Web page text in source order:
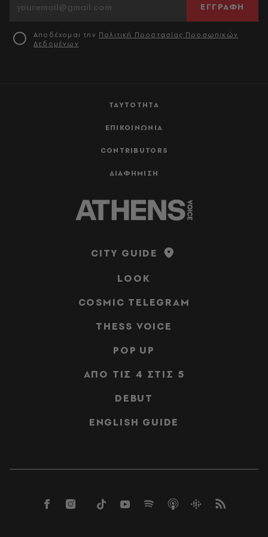
ΤΑΥΤΟΤΗΤΑ
ΕΠΙΚΟΙΝΩΝΙΑ
CONTRIBUTORS
ΔΙΑΦΗΜΙΣΗ
ΕΓΓΡΑΦΗ
Αποδέχομαι την Πολιτική Προστασίας Προσωπικών
Δεδομένων
CITY GUIDE
LOOK
COSMIC TELEGRAM
THESS VOICE
POP UP
ΑΠΟ ΤΙΣ 4 ΣΤΙΣ 5
DEBUT
ENGLISH GUIDE